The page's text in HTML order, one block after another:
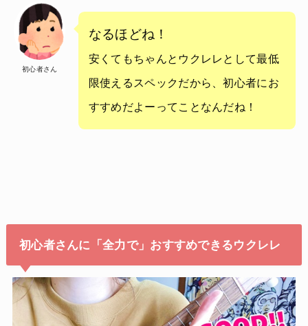
初心者さん
なるほどね！
安くてもちゃんとウクレレとして最低
限使えるスペックだから、初心者にお
すすめだよーってことなんだね！
初心者さんに「全力で」おすすめできるウクレレ